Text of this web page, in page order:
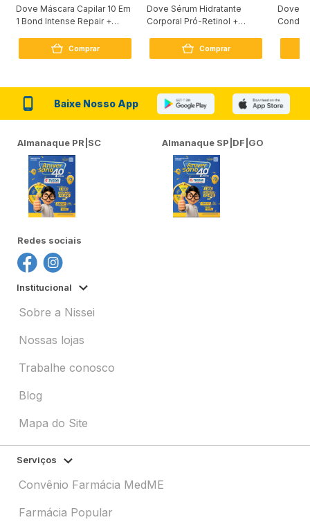
Dove Máscara Capilar 10 Em
1 Bond Intense Repair +
Comprar
Dove Sérum Hidratante
Corporal Pró-Retinol +
Comprar
Dove
Baixe Nosso App
Almanaque PR|SC Almanaque SP|DF|GO
Redes sociais
Institucional
Sobre a Nissei
Nossas lojas
Trabalhe conosco
Blog
Mapa do Site
Serviços
Convênio Farmácia MedME
Farmácia Popular